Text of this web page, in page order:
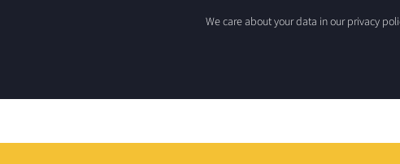
We care about your data in our privacy